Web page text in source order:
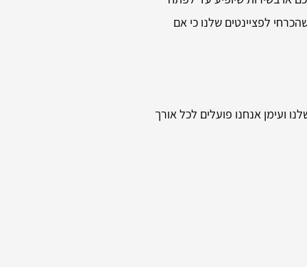
לפציינטים שלנו כי אם
ועימן אנחנו פועלים לכל אורך